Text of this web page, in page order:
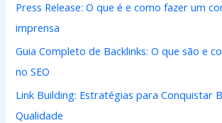
Press Release: O que é e como fazer um
imprensa
Guia Completo de Backlinks: O que são e
no SEO
Link Building: Estratégias para Conquistar
Qualidade